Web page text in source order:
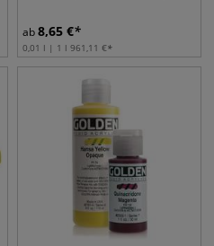
ab8,65 €
0,01 l | 1 l 961,11 €